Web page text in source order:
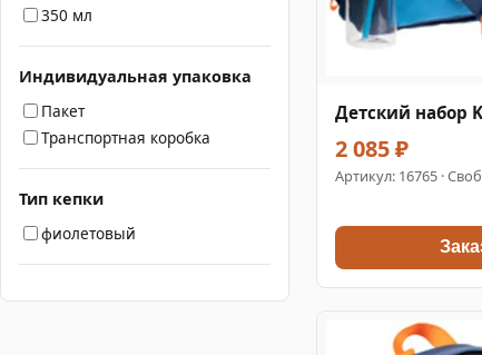
350 мл
Индивидуальная упаковка
Пакет
Транспортная коробка
Тип кепки
фиолетовый
Детский набор
2 085 ₽
Артикул: 16765 ·